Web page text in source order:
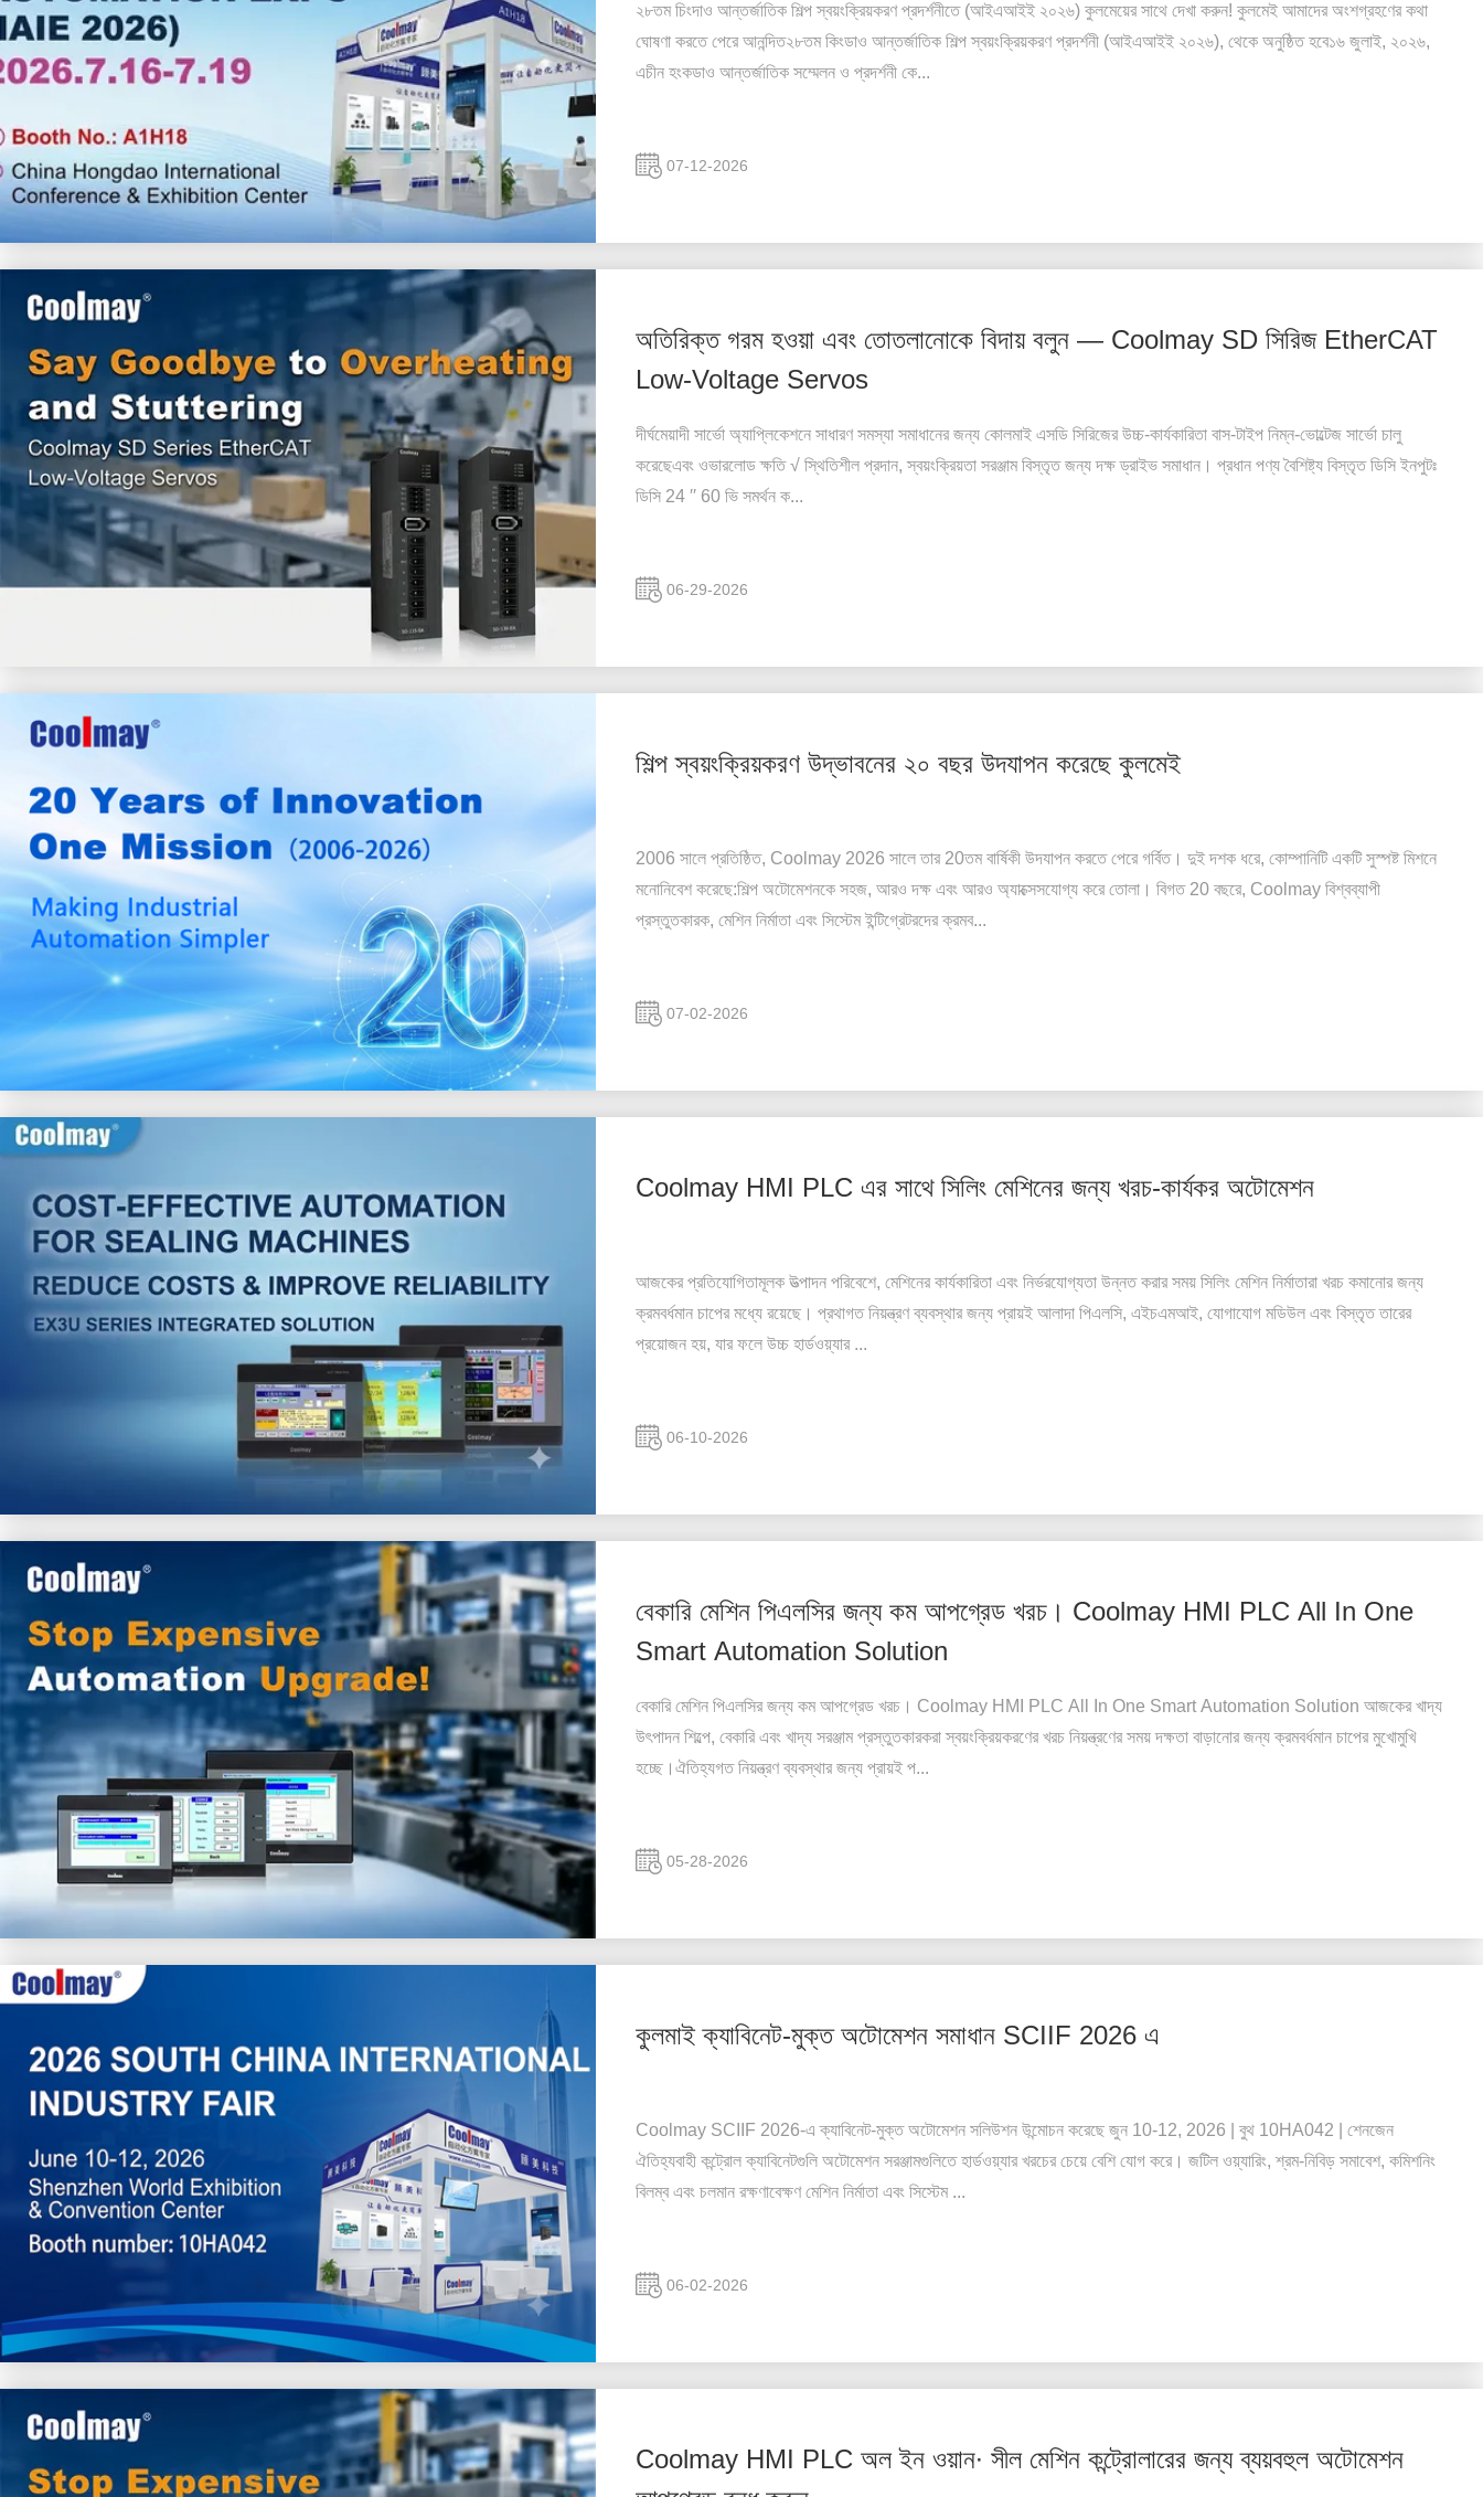
২৮তম চিংদাও আন্তর্জাতিক শিল্প স্বয়ংক্রিয়করণ প্রদর্শনীতে (আইএআইই ২০২৬) কুলমেয়ের সাথে দেখা করুন! কুলমেই আমাদের অংশগ্রহণের কথা
ঘোষণা করতে পেরে আনন্দিত২৮তম কিংডাও আন্তর্জাতিক শিল্প স্বয়ংক্রিয়করণ প্রদর্শনী (আইএআইই ২০২৬), থেকে অনুষ্ঠিত হবে১৬ জুলাই, ২০২৬,
এচীন হংকডাও আন্তর্জাতিক সম্মেলন ও প্রদর্শনী কে...
07-12-2026
অতিরিক্ত গরম হওয়া এবং তোতলানোকে বিদায় বলুন — Coolmay SD সিরিজ EtherCAT
Low-Voltage Servos
দীর্ঘমেয়াদী সার্ভো অ্যাপ্লিকেশনে সাধারণ সমস্যা সমাধানের জন্য কোলমাই এসডি সিরিজের উচ্চ-কার্যকারিতা বাস-টাইপ নিম্ন-ভোল্টেজ সার্ভো চালু
করেছেএবং ওভারলোড ক্ষতি √ স্থিতিশীল প্রদান, স্বয়ংক্রিয়তা সরঞ্জাম বিস্তৃত জন্য দক্ষ ড্রাইভ সমাধান। প্রধান পণ্য বৈশিষ্ট্য বিস্তৃত ডিসি ইনপুটঃ
ডিসি 24 ′′ 60 ভি সমর্থন ক...
06-29-2026
শিল্প স্বয়ংক্রিয়করণ উদ্ভাবনের ২০ বছর উদযাপন করেছে কুলমেই
2006 সালে প্রতিষ্ঠিত, Coolmay 2026 সালে তার 20তম বার্ষিকী উদযাপন করতে পেরে গর্বিত। দুই দশক ধরে, কোম্পানিটি একটি সুস্পষ্ট মিশনে
মনোনিবেশ করেছে:শিল্প অটোমেশনকে সহজ, আরও দক্ষ এবং আরও অ্যাক্সেসযোগ্য করে তোলা। বিগত 20 বছরে, Coolmay বিশ্বব্যাপী
প্রস্তুতকারক, মেশিন নির্মাতা এবং সিস্টেম ইন্টিগ্রেটরদের ক্রমব...
07-02-2026
Coolmay HMI PLC এর সাথে সিলিং মেশিনের জন্য খরচ-কার্যকর অটোমেশন
আজকের প্রতিযোগিতামূলক উত্পাদন পরিবেশে, মেশিনের কার্যকারিতা এবং নির্ভরযোগ্যতা উন্নত করার সময় সিলিং মেশিন নির্মাতারা খরচ কমানোর জন্য
ক্রমবর্ধমান চাপের মধ্যে রয়েছে। প্রথাগত নিয়ন্ত্রণ ব্যবস্থার জন্য প্রায়ই আলাদা পিএলসি, এইচএমআই, যোগাযোগ মডিউল এবং বিস্তৃত তারের
প্রয়োজন হয়, যার ফলে উচ্চ হার্ডওয়্যার ...
06-10-2026
বেকারি মেশিন পিএলসির জন্য কম আপগ্রেড খরচ। Coolmay HMI PLC All In One
Smart Automation Solution
বেকারি মেশিন পিএলসির জন্য কম আপগ্রেড খরচ। Coolmay HMI PLC All In One Smart Automation Solution আজকের খাদ্য
উৎপাদন শিল্পে, বেকারি এবং খাদ্য সরঞ্জাম প্রস্তুতকারকরা স্বয়ংক্রিয়করণের খরচ নিয়ন্ত্রণের সময় দক্ষতা বাড়ানোর জন্য ক্রমবর্ধমান চাপের মুখোমুখি
হচ্ছে।ঐতিহ্যগত নিয়ন্ত্রণ ব্যবস্থার জন্য প্রায়ই প...
05-28-2026
কুলমাই ক্যাবিনেট-মুক্ত অটোমেশন সমাধান SCIIF 2026 এ
Coolmay SCIIF 2026-এ ক্যাবিনেট-মুক্ত অটোমেশন সলিউশন উন্মোচন করেছে জুন 10-12, 2026 | বুথ 10HA042 | শেনজেন
ঐতিহ্যবাহী কন্ট্রোল ক্যাবিনেটগুলি অটোমেশন সরঞ্জামগুলিতে হার্ডওয়্যার খরচের চেয়ে বেশি যোগ করে। জটিল ওয়্যারিং, শ্রম-নিবিড় সমাবেশ, কমিশনিং
বিলম্ব এবং চলমান রক্ষণাবেক্ষণ মেশিন নির্মাতা এবং সিস্টেম ...
06-02-2026
Coolmay HMI PLC অল ইন ওয়ান∙ সীল মেশিন কন্ট্রোলারের জন্য ব্যয়বহুল অটোমেশন